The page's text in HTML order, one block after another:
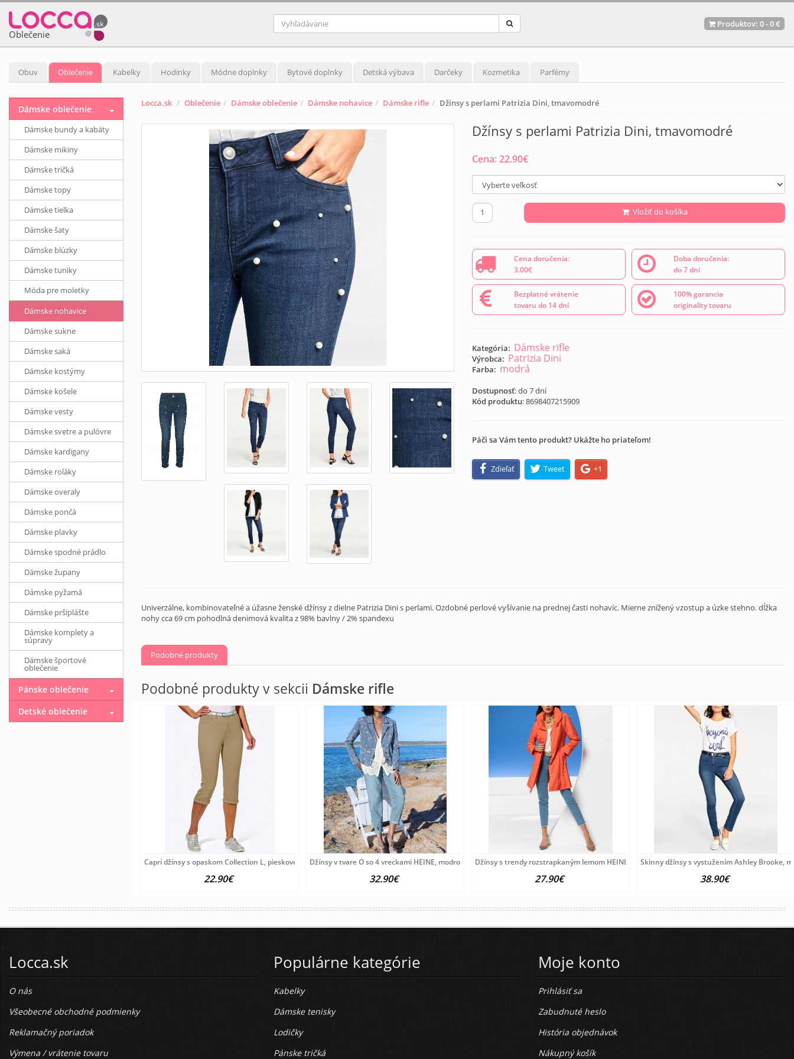
Oblečenie
Produktov: 0-0 €
Obuv Oblečenie Kabelky Hodinky Módne doplnky Bytové doplnky Detská výbava Darčeky Kozmetika Parfémy
Locca.sk Oblečenie Dámske oblečenie Dámske nohavice Dámske rifle Džínsy s perlami Patrizia Dini, tmavomodré
Džínsy s perlami Patrizia Dini, tmavomodré
Cena:22.90€
Vložiť do košíka
Cena doručenia:
3.00€
Doba doručenia:
do 7 dní
Bezplatné vrátenie
tovaru do 14 dní
100% garancia
originality tovaru
Kategória: Dámske rifle
Výrobca: Patrizia Dini
Farba: modrá
Dostupnosť: do 7 dní
Kód produktu:8698407215909
Páči sa Vám tento produkt? Ukážte ho priateľom!
Zdieľať Tweet +1
Univerzálne, kombinovateľné a úžasne ženské džínsy z dielne Patrizia Dini s perlami. Ozdobné perlové vyšívanie na prednej časti nohavíc. Mierne znížený vzostup a úzke stehno. dĺžka
nohy cca 69 cm pohodlná denimová kvalita z 98% bavlny / 2% spandexu
Podobné produkty
Podobné produkty v sekcii Dámske rifle
Capri džínsy s opaskom Collection L, pieskové
22.90€
Džínsy v tvare O so 4 vreckami HEINE, modrobiele
32.90€
Džínsy s trendy rozstrapkaným lemom HEINE, modrobiele
27.90€
Skinny džínsy s vystužením Ashley Brooke,
38.90€
Dámske oblečenie
Dámske bundy a kabáty
Dámske mikiny
Dámske tričká
Dámske topy
Dámske tielka
Dámske šaty
Dámske blúzky
Dámske tuniky
Móda pre moletky
Dámske nohavice
Dámske sukne
Dámske saká
Dámske kostýmy
Dámske košele
Dámske vesty
Dámske svetre a pulóvre
Dámske kardigany
Dámske roláky
Dámske overaly
Dámske pončá
Dámske plavky
Dámske spodné prádlo
Dámske župany
Dámske pyžamá
Dámske pršiplášte
Dámske komplety a
súpravy
Dámske športové
oblečenie
Pánske oblečenie
Detské oblečenie
Locca.sk
O nás
Všeobecné obchodné podmienky
Reklamačný poriadok
Výmena / vrátenie tovaru
Populárne kategórie
Kabelky
Dámske tenisky
Lodičky
Pánske tričká
Moje konto
Prihlásiť sa
Zabudnuté heslo
História objednávok
Nákupný košík